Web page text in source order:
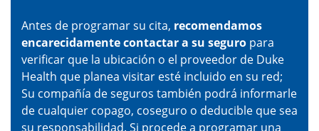
Antes de programar su cita, recomendamos
encarecidamente contactar a su seguro para
verificar que la ubicación o el proveedor de Duke
Health que planea visitar esté incluido en su red;
Su compañía de seguros también podrá informarle
de cualquier copago, coseguro o deducible que sea
su responsabilidad. Si procede a programar una